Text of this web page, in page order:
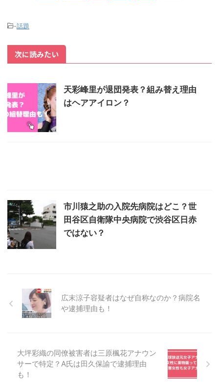
-話題
次に読みたい
天彩峰里が退団発表？組み替え理由
はヘアアイロン？
市川猿之助の入院先病院はどこ？世
田谷区自衛隊中央病院で渋谷区日赤
ではない？
広末涼子容疑者はなぜ自称なのか？病院名
や逮捕理由も！
大坪彩織の同僚被害者は三原楓花アナウン
サーで特定？A氏は田久保諭で逮捕理由
も！